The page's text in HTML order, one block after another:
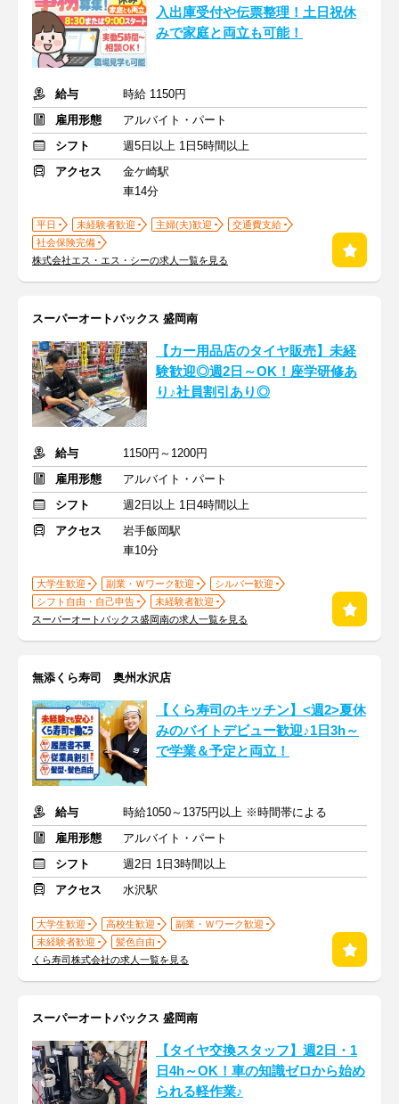
入出庫受付や伝票整理！土日祝休
みで家庭と両立も可能！
給与
時給 1150円
雇用形態
アルバイト・パート
シフト
週5日以上 1日5時間以上
アクセス
金ケ崎駅
車14分
平日 未経験者歓迎 主婦(夫)歓迎
交通費支給
社会保険完備
株式会社エス・エス・シーの求人一覧を見る
スーパーオートバックス 盛岡南
【カー用品店のタイヤ販売】未経
験歓迎◎週2日～OK！座学研修あ
り♪社員割引あり◎
給与
1150円～1200円
雇用形態
アルバイト・パート
シフト
週2日以上 1日4時間以上
アクセス
岩手飯岡駅
車10分
大学生歓迎 副業・Ｗワーク歓迎
シルバー歓迎
シフト自由・自己申告
未経験者歓迎
スーパーオートバックス盛岡南の求人一覧を見る
無添くら寿司 奥州水沢店
【くら寿司のキッチン】<週2>夏休
みのバイトデビュー歓迎♪1日3h～
で学業＆予定と両立！
給与
時給1050～1375円以上 ※時間帯による
雇用形態
アルバイト・パート
シフト
週2日 1日3時間以上
アクセス
水沢駅
大学生歓迎 高校生歓迎
副業・Ｗワーク歓迎
未経験者歓迎
髪色自由
くら寿司株式会社の求人一覧を見る
スーパーオートバックス 盛岡南
【タイヤ交換スタッフ】週2日・1
日4h～OK！車の知識ゼロから始め
られる軽作業♪